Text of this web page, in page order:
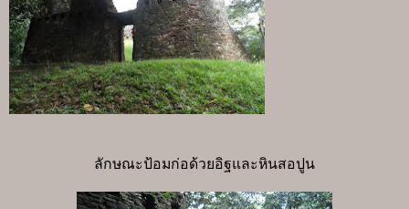
ลักษณะป้อมก่อด้วยอิฐและหินสอปูน